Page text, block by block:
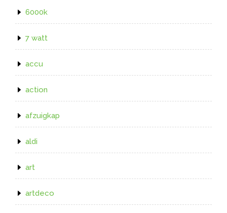
6000k
7 watt
accu
action
afzuigkap
aldi
art
artdeco